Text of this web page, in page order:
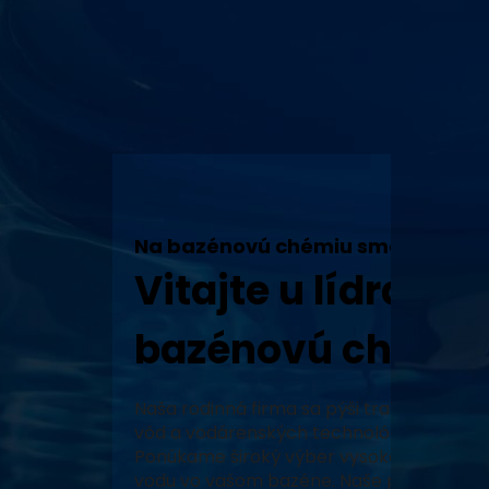
Na bazénovú chémiu sme tu my!
Vitajte u lídra v
bazénovú chémiu!
Naša rodinná firma sa pýši tradíciou,
vôd a vodárenských technológií a
Ponúkame široký výber vysoko
vodu vo vašom bazéne. Naše produkty,